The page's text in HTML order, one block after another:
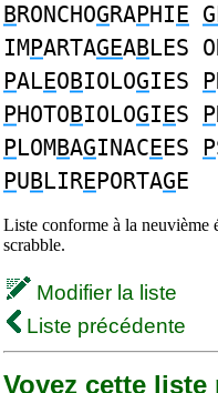
BRONCHOGRAPHIE
IMPARTAGEABLES
PALEOBIOLOGIES P
PHOTOBIOLOGIES P
PLOMBAGINACEES P
PUBLIREPORTAGE
Liste conforme à la
scrabble.
Modifier la liste
Liste précédente
Voyez cette liste